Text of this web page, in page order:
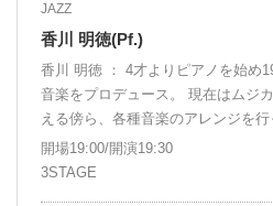
JAZZ
香川 明徳(Pf.)
香川 明徳 ： 4才よりピアノを始め
音楽をプロデュース。 現在はムジ
える傍ら、各種音楽のアレンジを行
開場19:00/開演19:30
3STAGE